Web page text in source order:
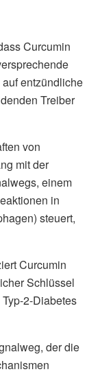
Curcumin
entzündliche
Treiber
von
mit der
einem
in
steuert,
Curcumin
Schlüssel
2-Diabetes
der die